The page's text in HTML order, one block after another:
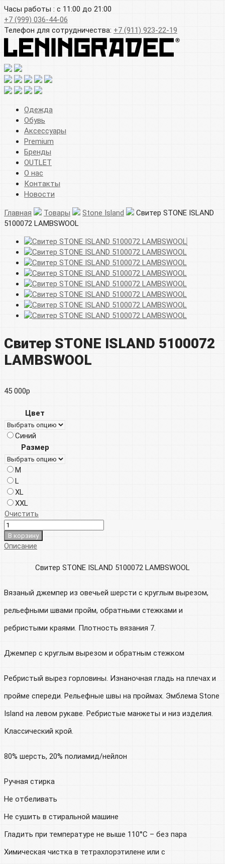
Часы работы : с 11:00 до 21:00
+7 (999) 036-44-06
Телефон для сотрудничества: +7 (911) 923-22-19
Одежда
Обувь
Аксессуары
Premium
Бренды
OUTLET
О нас
Контакты
Новости
Главная Товары Stone Island
Свитер STONE ISLAND
5100072 LAMBSWOOL
Свитер STONE ISLAND 5100072
LAMBSWOOL
45 000р
Цвет
Синий
Размер
M
L
XL
XXL
Очистить
В корзину
Описание
Свитер STONE ISLAND 5100072 LAMBSWOOL
Вязаный джемпер из овечьей шерсти с круглым вырезом,
рельефными швами пройм, обратными стежками и
ребристыми краями. Плотность вязания 7.
Джемпер с круглым вырезом и обратным стежком
Ребристый вырез горловины. Изнаночная гладь на плечах и
пройме спереди. Рельефные швы на проймах. Эмблема Stone
Island на левом рукаве. Ребристые манжеты и низ изделия.
Классический крой.
80% шерсть, 20% полиамид/нейлон
Ручная стирка
Не отбеливать
Не сушить в стиральной машине
Гладить при температуре не выше 110°C – без пара
Химическая чистка в тетрахлорэтилене или с